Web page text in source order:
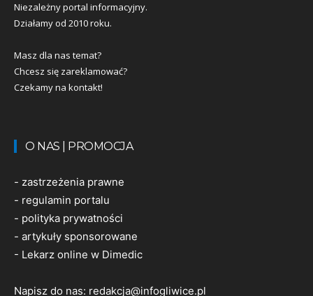
Niezależny portal informacyjny.
Działamy od 2010 roku.
Masz dla nas temat?
Chcesz się zareklamować?
Czekamy na kontakt!
O NAS | PROMOCJA
- zastrzeżenia prawne
- regulamin portalu
- polityka prywatności
- artykuły sponsorowane
- Lekarz online w Dimedic
Napisz do nas: redakcja@infogliwice.pl